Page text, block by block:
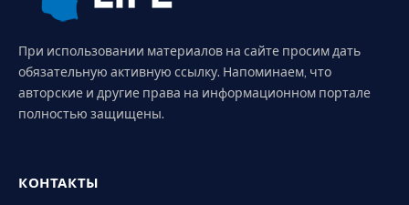
При использовании материалов на сайте просим дать
обязательную активную ссылку. Напоминаем, что
авторские и другие права на информационном портале
полностью защищены.
КОНТАКТЫ